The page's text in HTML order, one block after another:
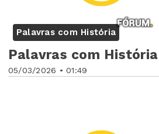
Palavras com História
05/03/2026 • 01:49
Palavras com